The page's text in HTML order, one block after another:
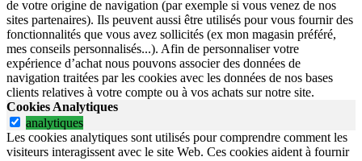
de votre origine de navigation (par exemple si vous venez de nos
sites partenaires). Ils peuvent aussi être utilisés pour vous fournir des
fonctionnalités que vous avez sollicités (ex mon magasin préféré,
mes conseils personnalisés...). Afin de personnaliser votre
expérience d’achat nous pouvons associer des données de
navigation traitées par les cookies avec les données de nos bases
clients relatives à votre compte ou à vos achats sur notre site.
Cookies Analytiques
analytiques
Les cookies analytiques sont utilisés pour comprendre comment les
visiteurs interagissent avec le site Web. Ces cookies aident à fournir